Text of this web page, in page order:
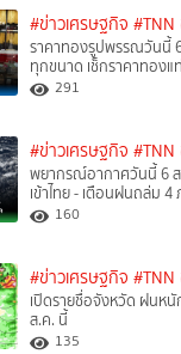
#ข่าวเศรษฐกิจ
ราคาทองรูปพรรณวันนี้
ทุกขนาด เช็กราคาทองแ
291
#ข่าวเศรษฐกิจ
พยากรณ์อากาศวันนี้ 6 ส
เข้าไทย - เตือนฝนถล่ม 4
160
#ข่าวเศรษฐกิจ
เปิดรายชื่อจังหวัด ฝนห
ส.ค. นี้
135